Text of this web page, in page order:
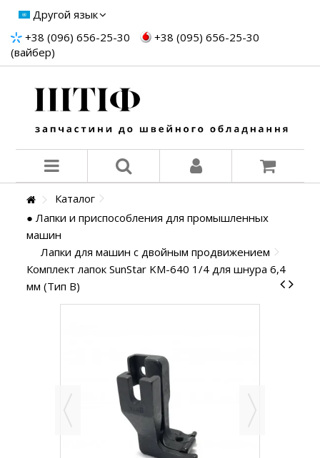
Другой язык
+38 (096) 656-25-30
+38 (095) 656-25-30
(вайбер)
Каталог
● Лапки и приспособления для промышленных
машин
Лапки для машин с двойным продвижением
Комплект лапок SunStar KM-640 1/4 для шнура 6,4
мм (Тип В)